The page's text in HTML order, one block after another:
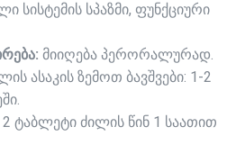
სისტემის სპაზმი, ფუნქციური
მიიღება პერორალურად.
ასაკის ზემოთ ბავშვები: 1-2
ტაბლეტი ძილის წინ 1 საათით